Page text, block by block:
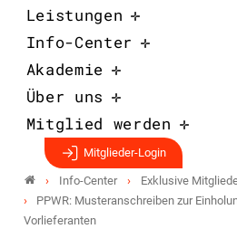
Leistungen
Info-Center
Akademie
Über uns
Mitglied werden
Mitglieder-Login
Info-Center
Exklusive
PPWR: Musteranschreiben zur
Vorlieferanten